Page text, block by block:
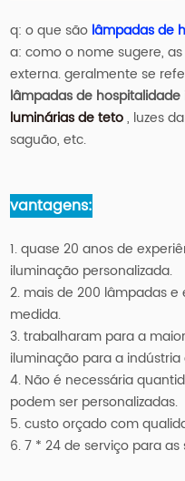
q: o que sãolâmpadas de
a: como o nome sugere,
externa. geralmente se
lâmpadas de hospitalidade
luminárias de teto, luzes
saguão, etc.
vantagens:
1. quase 20 anos de
iluminação personalizada.
2. mais de 200 lâmpadas
medida.
3. trabalharam para a
iluminação para a
4. Não é necessária
podem ser personalizadas.
5. custo orçado com
6. 7 * 24 de serviço para